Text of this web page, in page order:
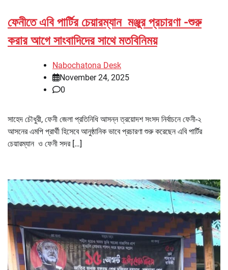
ফেনীতে এবি পার্টির চেয়ারম্যান মঞ্জুর প্রচারণা -শুরু
করার আগে সাংবাদিদের সাথে মতবিনিময়
Nabochatona Desk
November 24, 2025
0
সাহেদ চৌধুরী, ফেনী জেলা প্রতিনিধি আসন্ন ত্রয়োদশ সংসদ নির্বাচনে ফেনী-২
আসনের এমপি প্রার্থী হিসেবে আনুষ্ঠানিক ভাবে প্রচারণা শুরু করেছেন এবি পার্টির
চেয়ারম্যান ও ফেনী সদর […]